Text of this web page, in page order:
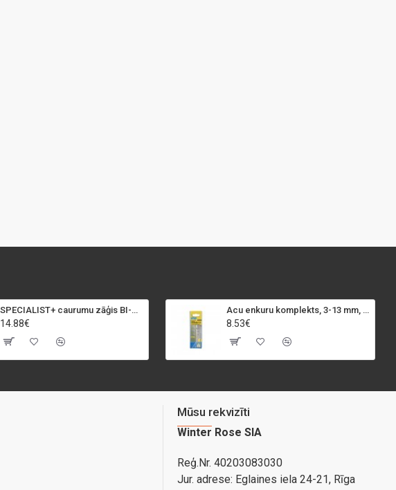
SPECIALIST+ caurumu zāģis BI-METAL, 98 mm
14.88€
Acu enkuru komplekts, 3-13 mm, Rapid, 12 gab.
8.53€
Mūsu rekvizīti
Winter Rose SIA
Reģ.Nr. 40203083030
Jur. adrese: Eglaines iela 24-21, Rīga